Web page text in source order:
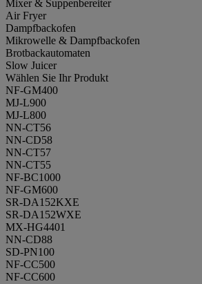
Mixer & Suppenbereiter
Air Fryer
Dampfbackofen
Mikrowelle & Dampfbackofen
Brotbackautomaten
Slow Juicer
Wählen Sie Ihr Produkt
NF-GM400
MJ-L900
MJ-L800
NN-CT56
NN-CD58
NN-CT57
NN-CT55
NF-BC1000
NF-GM600
SR-DA152KXE
SR-DA152WXE
MX-HG4401
NN-CD88
SD-PN100
NF-CC500
NF-CC600